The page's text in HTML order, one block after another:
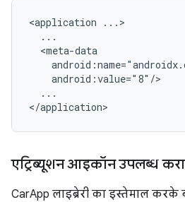
<application
...
एट्रिब्यूशन आइकॉन उपलब्ध
CarApp लाइब्रेरी का इस्तेमाल करके